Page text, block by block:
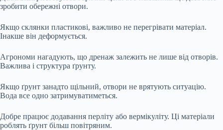
зробити обережні отвори.
Якщо склянки пластикові, важливо не перегрівати матеріал.
Інакше він деформується.
Агрономи нагадують, що дренаж залежить не лише від отворів.
Важлива і структура ґрунту.
Якщо ґрунт занадто щільний, отвори не врятують ситуацію.
Вода все одно затримуватиметься.
Добре працює додавання перліту або вермікуліту. Ці матеріали
роблять ґрунт більш повітряним.